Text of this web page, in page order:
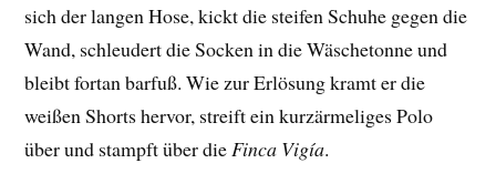
sich der langen Hose, kickt die steifen Schuhe gegen die
Wand, schleudert die Socken in die Wäschetonne und
bleibt fortan barfuß. Wie zur Erlösung kramt er die
weißen Shorts hervor, streift ein kurzärmeliges Polo
über und stampft über dieFinca Vigía.